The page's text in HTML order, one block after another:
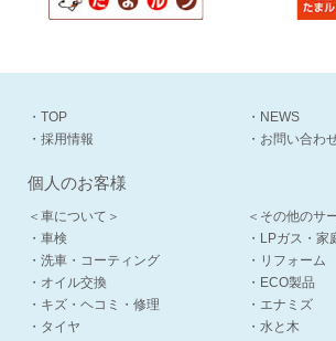
・TOP
・NEWS
・採用情報
・お問い合わ
個人のお客様
＜車について＞
・車検
・洗車・コーティング
・オイル交換
・キズ・ヘコミ・修理
・タイヤ
＜その他のサ
・LPガス・家
・リフォーム
・ECO製品
・エナミズ
・水と木